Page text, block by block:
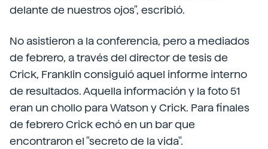
delante de nuestros ojos", escribió.
No asistieron a la conferencia, pero a mediados
de febrero, a través del director de tesis de
Crick, Franklin consiguió aquel informe interno
de resultados. Aquella información y la foto 51
eran un chollo para Watson y Crick. Para finales
de febrero Crick echó en un bar que
encontraron el "secreto de la vida".